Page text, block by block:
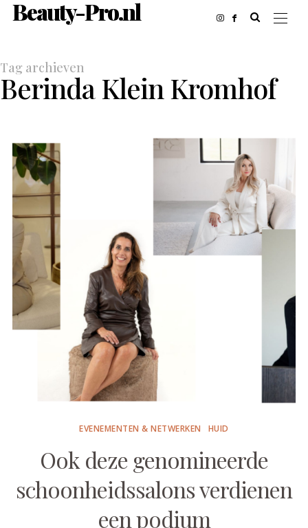
Beauty-Pro.nl
Tag archieven
Berinda Klein Kromhof
EVENEMENTEN & NETWERKEN HUID
Ook deze genomineerde
schoonheidssalons verdienen
een podium